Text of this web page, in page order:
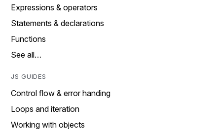
Expressions & operators
Statements & declarations
Functions
See all…
JS GUIDES
Control flow & error handing
Loops and iteration
Working with objects